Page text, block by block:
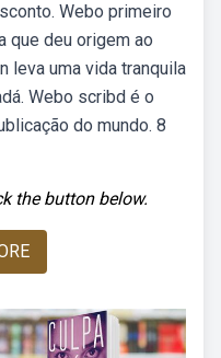
Webo primeiro
que deu origem ao
leva uma vida tranquila
Webo scribd é o
do mundo. 8
the button below.